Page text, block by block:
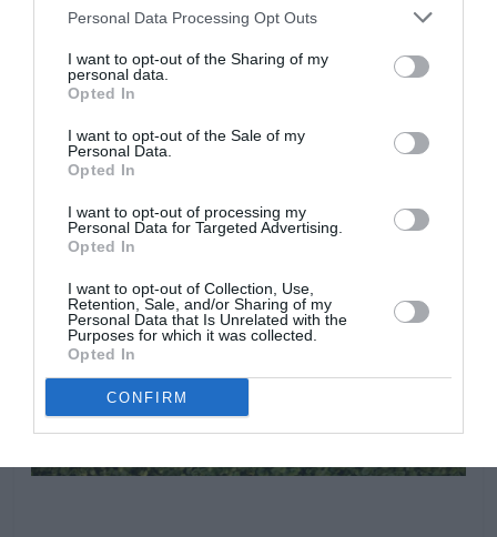
Personal Data Processing Opt Outs
I want to opt-out of the Sharing of my
personal data.
Opted In
I want to opt-out of the Sale of my
Personal Data.
Opted In
I want to opt-out of processing my
Personal Data for Targeted Advertising.
Opted In
I want to opt-out of Collection, Use,
Retention, Sale, and/or Sharing of my
Personal Data that Is Unrelated with the
Purposes for which it was collected.
Opted In
CONFIRM
Es aconsejable añadir recebo, una tierra especifica para
el césped, al mismo tiempo abonaremos con un abono
especial de césped, rico en fósforo, para una mayor
resistencia. Existen abonos con componentes
antimusgos para aquellas zonas del césped más
húmedas, donde crece a menudo el musgo.